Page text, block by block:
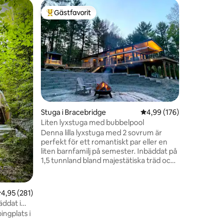
av 5 i genomsnittligt betyg, 281 omdömen
4,95 (281)
i
i
Populär gästfavorit
Gästfavorit
Stuga i Bracebridge 4,99 av 5 i
4,99 (176)
Liten lyxstuga med bubbelpool
Denna lilla lyxstuga med 2 sovrum är
perfekt för ett romantiskt par eller en
liten barnfamilj på semester. Inbäddat på
1,5 tunnland bland majestätiska träd och